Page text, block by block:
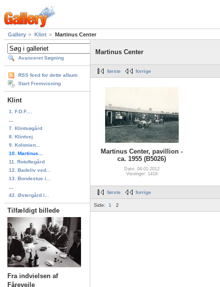
Gallery Klint Martinus Center
Avanceret Søgning
RSS feed for dette album
Start Fremvisning
Klint
1. F.D.F....
7. Klintsøgård
8. Klintvej
9. Kolonien...
10. Martinus...
11. Rotoftegård
12. Badeliv ved...
13. Bondestue i...
42. Østergård i...
Tilfældigt billede
Fra indvielsen af
Fårevejle
Martinus Center
første forrige
Martinus Center, pavillion -
ca. 1955 (B5026)
Dato: 04-01-2012
Visninger: 1418
første forrige
Side: 1 2